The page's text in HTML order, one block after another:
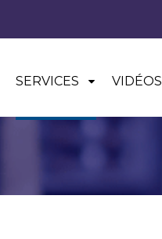
SERVICES VIDÉOS